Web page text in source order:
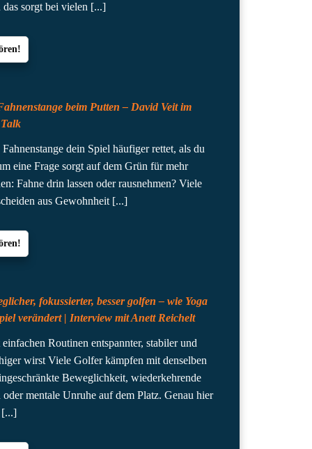
sorgt bei vielen [...]
beim Putten – David Veit im
dein Spiel häufiger rettet, als du
eine Frage sorgt auf dem Grün für mehr
Fahne drin lassen oder rausnehmen? Viele
aus Gewohnheit [...]
fokussierter, besser golfen – wie Yoga
verändert | Interview mit Anett Reichelt
Routinen entspannter, stabiler und
wirst Viele Golfer kämpfen mit denselben
Beweglichkeit, wiederkehrende
oder mentale Unruhe auf dem Platz. Genau hier
[...]